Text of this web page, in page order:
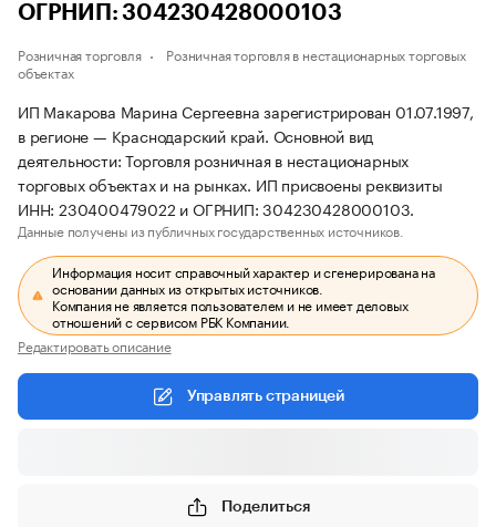
ОГРНИП: 304230428000103
Розничная торговля
Розничная торговля в нестационарных торговых
объектах
ИП Макарова Марина Сергеевна зарегистрирован 01.07.1997,
в регионе — Краснодарский край. Основной вид
деятельности: Торговля розничная в нестационарных
торговых объектах и на рынках. ИП присвоены реквизиты
ИНН: 230400479022 и ОГРНИП: 304230428000103.
Данные получены из публичных государственных источников.
Информация носит справочный характер и сгенерирована на
основании данных из открытых источников.
Компания не является пользователем и не имеет деловых
отношений с сервисом РБК Компании.
Редактировать описание
Управлять страницей
Поделиться